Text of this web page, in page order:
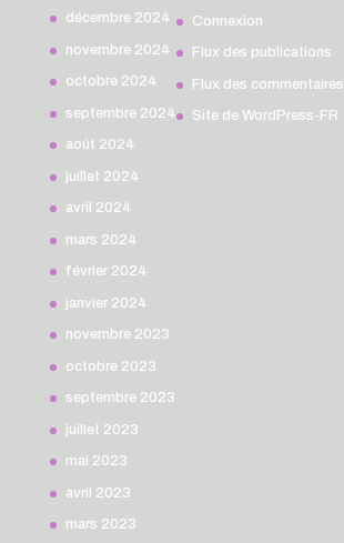
décembre 2024
novembre 2024
octobre 2024
septembre 2024
août 2024
juillet 2024
avril 2024
mars 2024
février 2024
janvier 2024
novembre 2023
octobre 2023
septembre 2023
juillet 2023
mai 2023
avril 2023
mars 2023
Connexion
Flux des publications
Flux des commentaires
Site de WordPress-FR